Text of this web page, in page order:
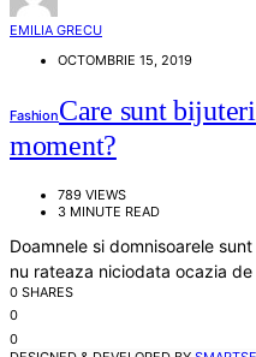
EMILIA GRECU
OCTOMBRIE 15, 2019
FashionCare sunt
moment?
789 VIEWS
3 MINUTE READ
Doamnele si domnisoarele
nu rateaza niciodata ocazia
0 SHARES
0
0